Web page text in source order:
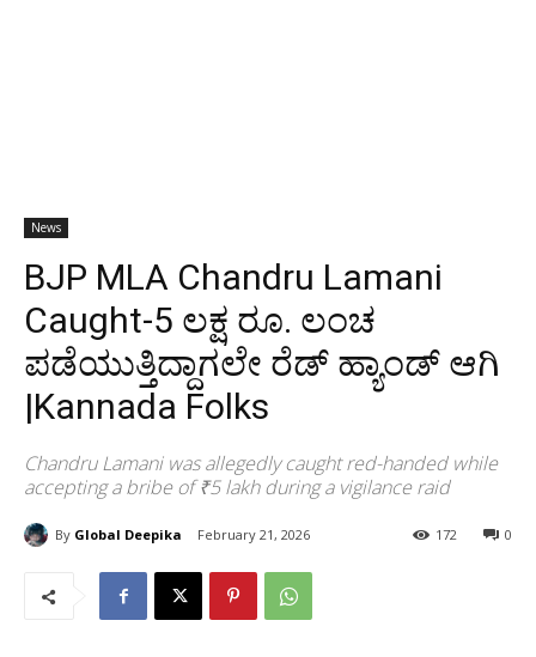
News
BJP MLA Chandru Lamani
Caught-5 ಲಕ್ಷ ರೂ. ಲಂಚ
ಪಡೆಯುತ್ತಿದ್ದಾಗಲೇ ರೆಡ್ ಹ್ಯಾಂಡ್ ಆಗಿ
|Kannada Folks
Chandru Lamani was allegedly caught red-handed while
accepting a bribe of ₹5 lakh during a vigilance raid
By Global Deepika February 21, 2026 0
172